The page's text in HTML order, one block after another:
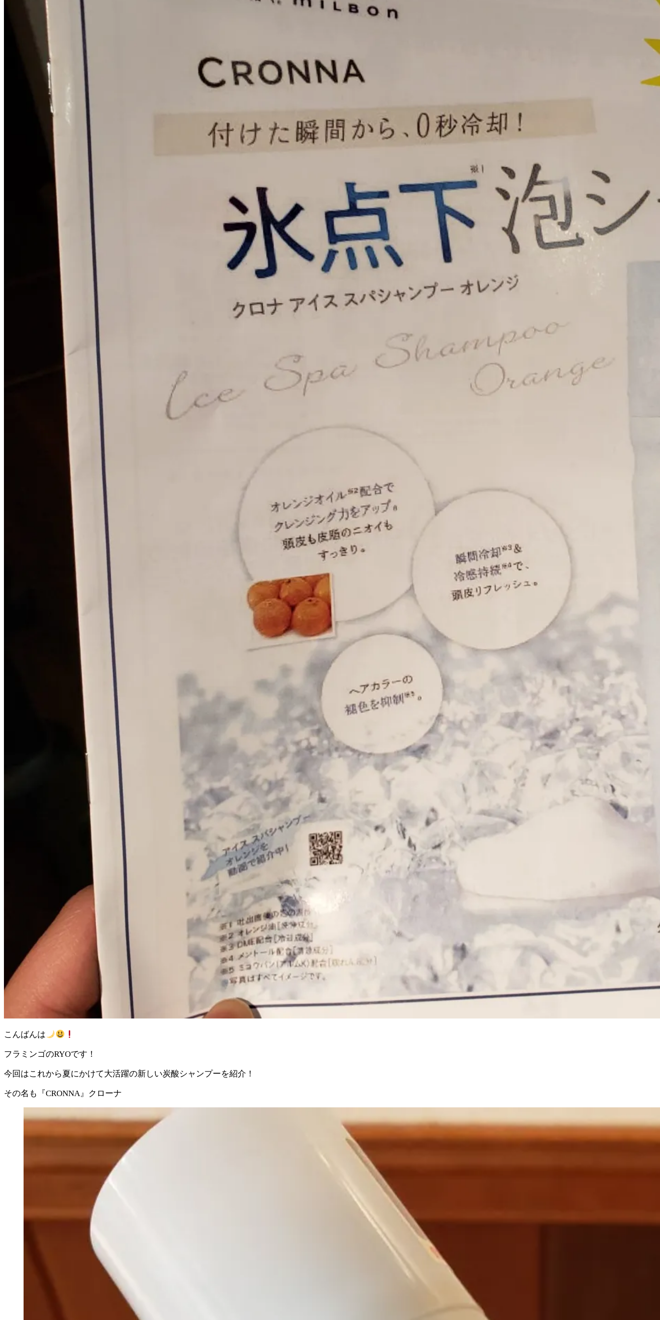
こんばんは
フラミンゴのRYOです！
今回はこれから夏にかけて大活躍の新しい炭酸シャンプーを紹介！
その名も『CRONNA』クローナ